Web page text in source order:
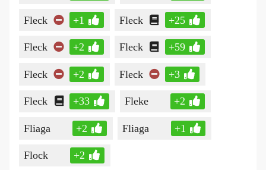
Fleck +1 Fleck +25
Fleck +2 Fleck +59
Fleck +2 Fleck +3
Fleck +33 Fleke +2
Fliaga +2 Fliaga +1
Flock +2